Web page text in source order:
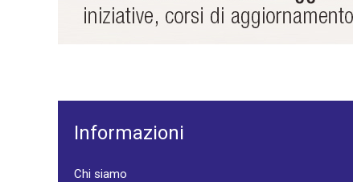
Informazioni
Chi siamo